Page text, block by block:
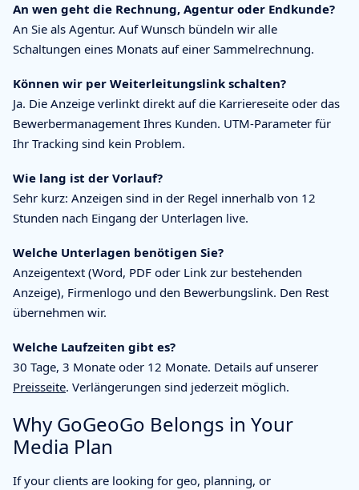
An wen geht die Rechnung, Agentur oder Endkunde?
An Sie als Agentur. Auf Wunsch bündeln wir alle
Schaltungen eines Monats auf einer Sammelrechnung.
Können wir per Weiterleitungslink schalten?
Ja. Die Anzeige verlinkt direkt auf die Karriereseite oder das
Bewerbermanagement Ihres Kunden. UTM-Parameter für
Ihr Tracking sind kein Problem.
Wie lang ist der Vorlauf?
Sehr kurz: Anzeigen sind in der Regel innerhalb von 12
Stunden nach Eingang der Unterlagen live.
Welche Unterlagen benötigen Sie?
Anzeigentext (Word, PDF oder Link zur bestehenden
Anzeige), Firmenlogo und den Bewerbungslink. Den Rest
übernehmen wir.
Welche Laufzeiten gibt es?
30 Tage, 3 Monate oder 12 Monate. Details auf unserer
Preisseite. Verlängerungen sind jederzeit möglich.
Why GoGeoGo Belongs in Your
Media Plan
If your clients are looking for geo, planning, or